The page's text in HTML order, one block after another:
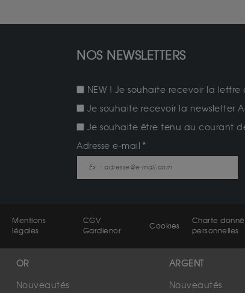
NOS NEWSLETTERS
NEW ! Je souhaite recevoir la
Je souhaite recevoir la newsletter
Je souhaite être tenu au courant
Adresse e-mail
Mentions
légales
CGV
Gardienor
Cookies
Charte
personnelles
OR
Nouveautés
ARGENT
Nouveautés